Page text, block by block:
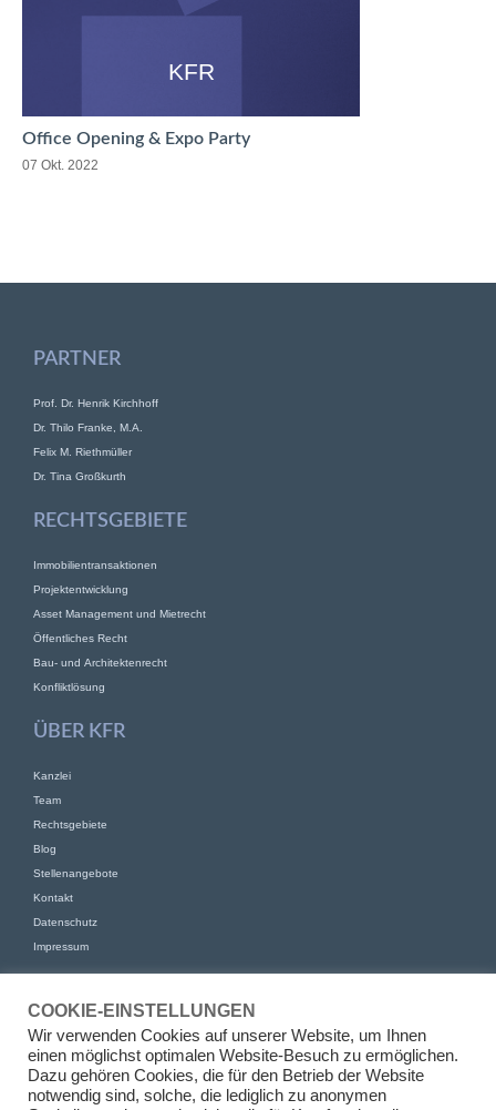
KFR
Office Opening & Expo Party
07 Okt. 2022
PARTNER
Prof. Dr. Henrik Kirchhoff
Dr. Thilo Franke, M.A.
Felix M. Riethmüller
Dr. Tina Großkurth
RECHTSGEBIETE
Immobilientransaktionen
Projektentwicklung
Asset Management und Mietrecht
Öffentliches Recht
Bau- und Architektenrecht
Konfliktlösung
ÜBER KFR
Kanzlei
Team
Rechtsgebiete
Blog
Stellenangebote
Kontakt
Datenschutz
Impressum
KFR Kirchhoff Franke Riethmüller Partnerschaft von Rechtsanwälten
mbB
Am Kaiserkai 69
20457 Hamburg
COOKIE-EINSTELLUNGEN
Wir verwenden Cookies auf unserer Website, um Ihnen
einen möglichst optimalen Website-Besuch zu ermöglichen.
Dazu gehören Cookies, die für den Betrieb der Website
notwendig sind, solche, die lediglich zu anonymen